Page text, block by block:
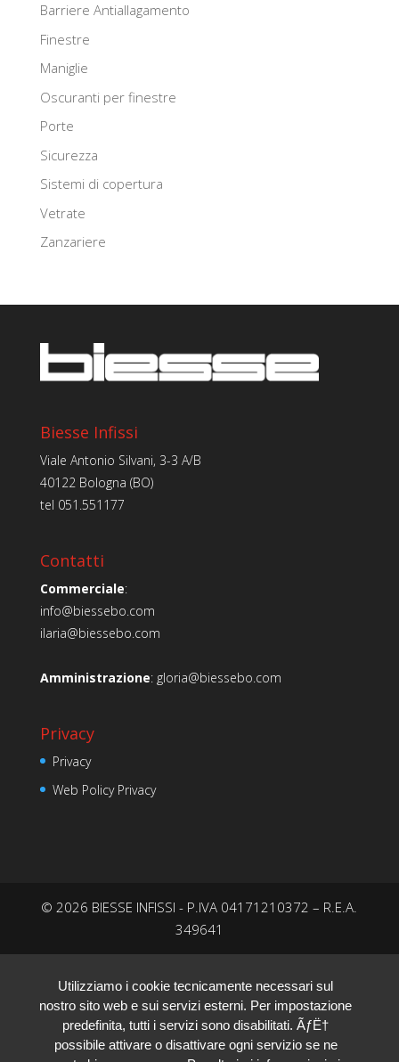
Barriere Antiallagamento
Finestre
Maniglie
Oscuranti per finestre
Porte
Sicurezza
Sistemi di copertura
Vetrate
Zanzariere
Biesse Infissi
Viale Antonio Silvani, 3-3 A/B
40122 Bologna (BO)
tel 051.551177
Contatti
Commerciale:
info@biessebo.com
ilaria@biessebo.com
Amministrazione: gloria@biessebo.com
Privacy
Privacy
Web Policy Privacy
© 2026 BIESSE INFISSI - P.IVA 04171210372 – R.E.A.
349641
Utilizziamo i cookie tecnicamente necessari sul
nostro sito web e sui servizi esterni. Per impostazione
predefinita, tutti i servizi sono disabilitati. ÃƒË†
possibile attivare o disattivare ogni servizio se ne